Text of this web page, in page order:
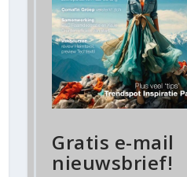
Gratis e-mail
nieuwsbrief!